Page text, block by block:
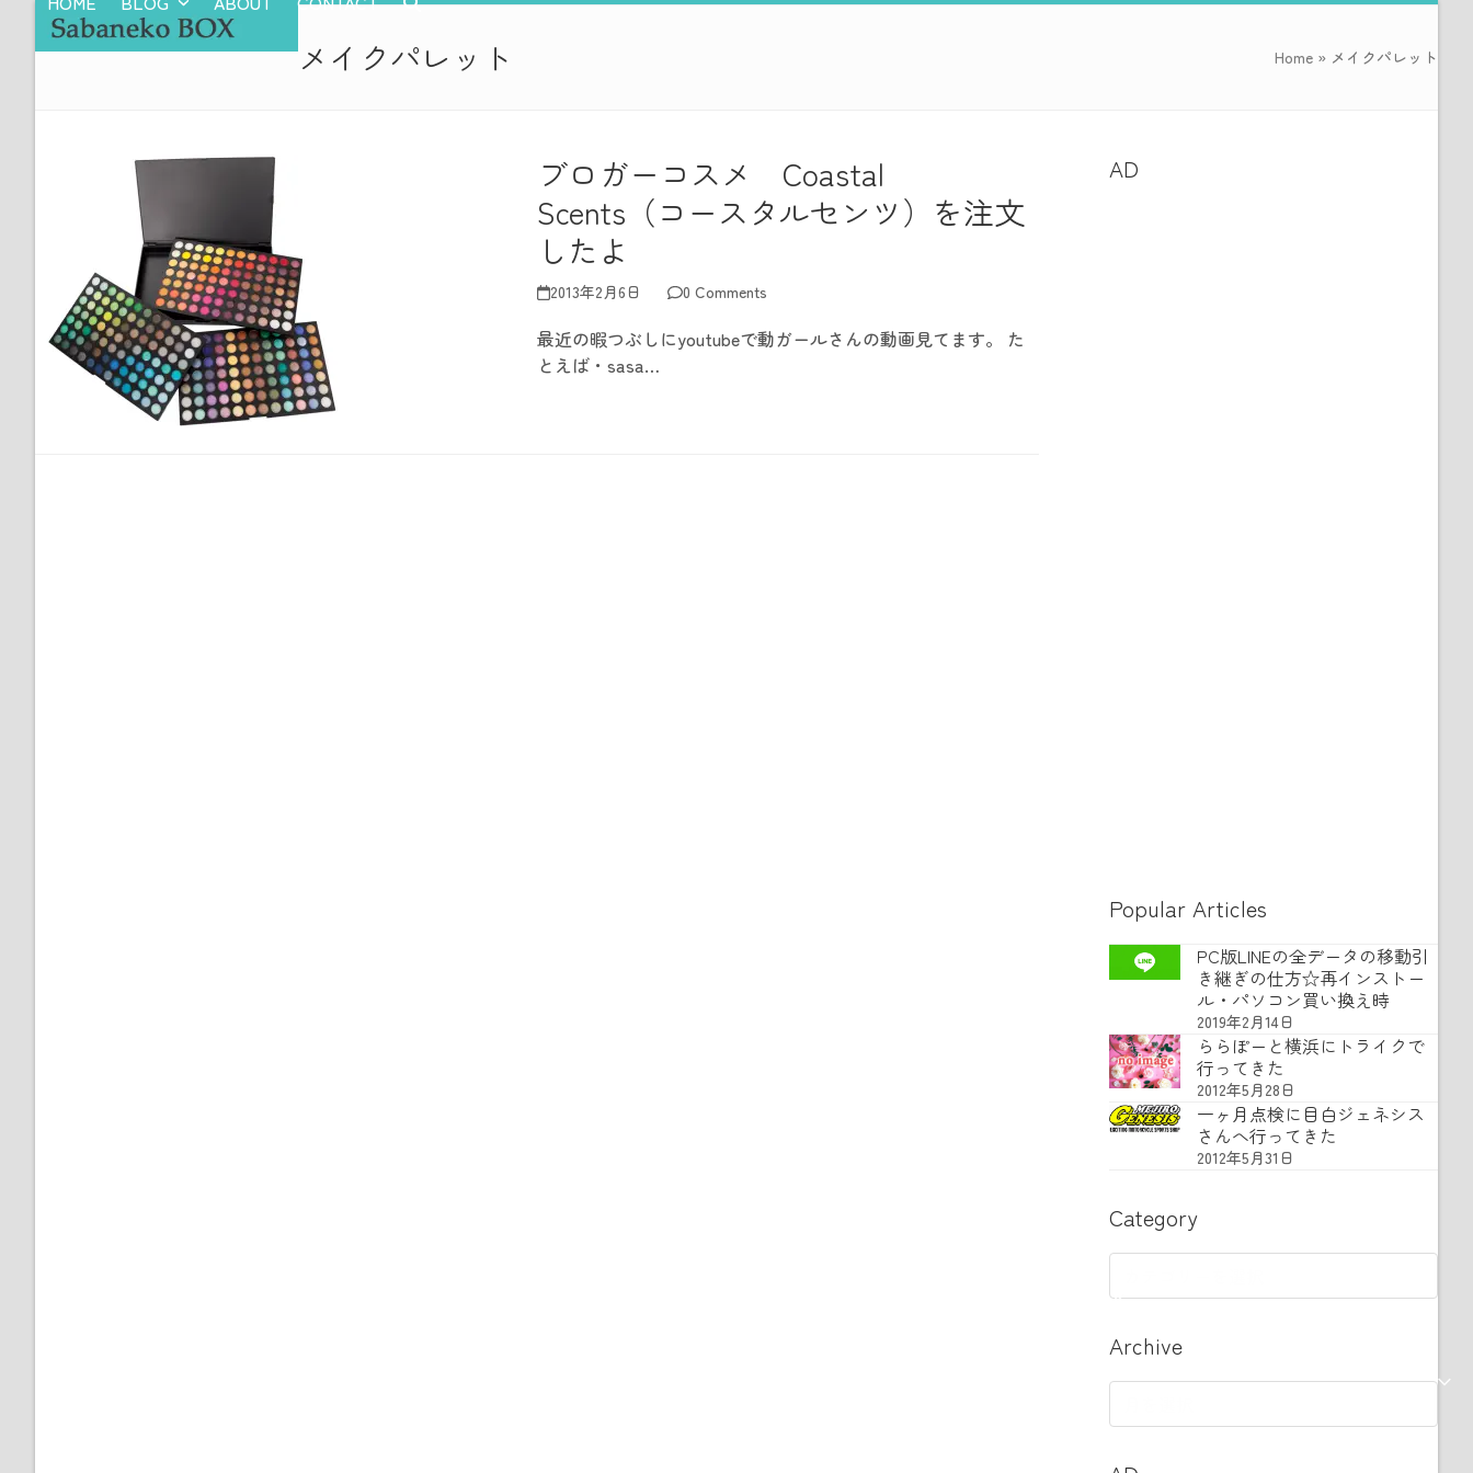
メイクパレット Home » メイクパレット
ブロガーコスメ Coastal
Scents（コースタルセンツ）を注文
したよ
2013年2月6日 0 Comments
最近の暇つぶしにyoutubeで動ガールさんの動画見てます。 た
とえば・sasa…
AD
Popular Articles
PC版LINEの全データの移動引
き継ぎの仕方☆再インストー
ル・パソコン買い換え時
2019年2月14日
ららぽーと横浜にトライクで
行ってきた
2012年5月28日
一ヶ月点検に目白ジェネシス
さんへ行ってきた
2012年5月31日
Category
Archive